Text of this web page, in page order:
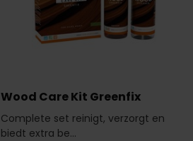
Wood Care Kit Greenfix
Complete set reinigt, verzorgt en
biedt extra be...